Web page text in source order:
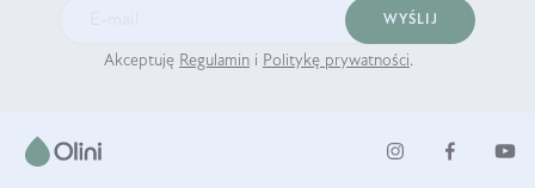
WYŚLIJ
Akceptuję Regulamin i Politykę prywatności.